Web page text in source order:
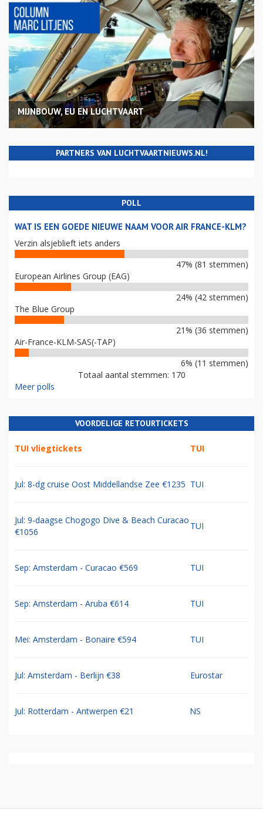
MIJNBOUW, EU EN LUCHTVAART
PARTNERS VAN LUCHTVAARTNIEUWS.NL!
POLL
WAT IS EEN GOEDE NIEUWE NAAM VOOR AIR FRANCE-KLM?
Verzin alsjeblieft iets anders
47% (81 stemmen)
European Airlines Group (EAG)
24% (42 stemmen)
The Blue Group
21% (36 stemmen)
Air-France-KLM-SAS(-TAP)
6% (11 stemmen)
Totaal aantal stemmen: 170
Meer polls
VOORDELIGE RETOURTICKETS
TUI vliegtickets TUI
Jul: 8-dg cruise Oost Middellandse Zee €1235 TUI
Jul: 9-daagse Chogogo Dive & Beach Curacao
€1056
TUI
Sep: Amsterdam - Curacao €569 TUI
Sep: Amsterdam - Aruba €614 TUI
Mei: Amsterdam - Bonaire €594 TUI
Jul: Amsterdam - Berlijn €38 Eurostar
Jul: Rotterdam - Antwerpen €21 NS